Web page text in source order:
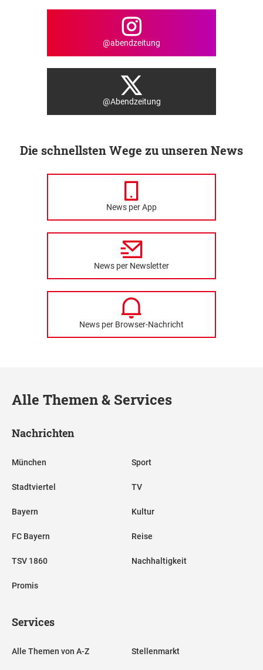
@abendzeitung
@Abendzeitung
Die schnellsten Wege zu unseren News
News per App
News per Newsletter
News per Browser-Nachricht
Alle Themen & Services
Nachrichten
München
Stadtviertel
Bayern
FC Bayern
TSV 1860
Promis
Sport
TV
Kultur
Reise
Nachhaltigkeit
Services
Alle Themen von A-Z Stellenmarkt